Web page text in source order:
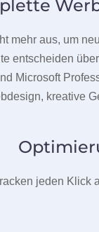
mehr aus, um
entscheiden
Microsoft
kreative
jeden Klick